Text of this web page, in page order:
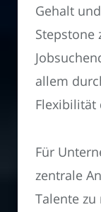
Gehalt
Stepstone
allem
Flexibilität
Für
zentrale
Talente